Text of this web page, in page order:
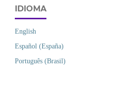
IDIOMA
English
Español (España)
Português (Brasil)